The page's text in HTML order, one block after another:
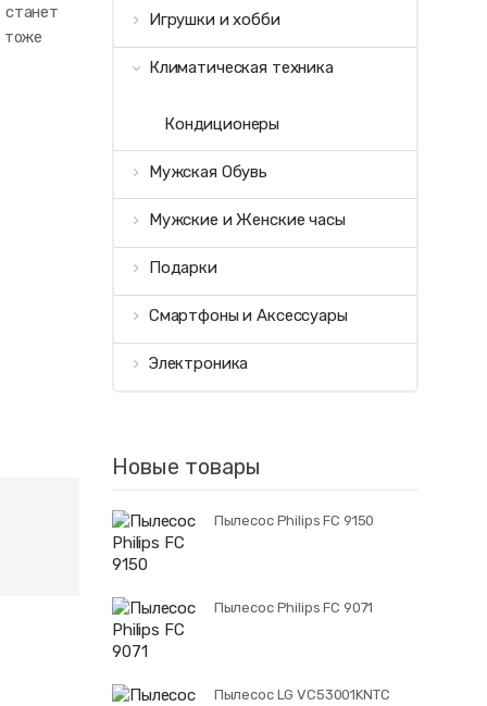
станет
тоже
Игрушки и хобби
Климатическая техника
Кондиционеры
Мужская Обувь
Мужские и Женские часы
Подарки
Смартфоны и Аксессуары
Электроника
Новые товары
Пылесос Philips FC 9150
Пылесос Philips FC 9071
Пылесос LG VC53001KNTC